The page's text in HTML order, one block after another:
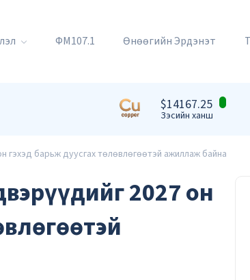
ФМ107.1 Өнөөгийн Эрдэнэт
$14167.25
Зэсийн ханш
гэхэд барьж дуусгах төлөвлөгөөтэй ажиллаж байна
2027 он